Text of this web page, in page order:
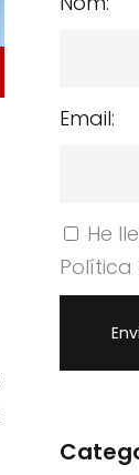
Email:
He
Política